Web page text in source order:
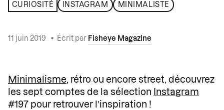
CURIOSITÉ INSTAGRAM MINIMALISTE
11 juin 2019 • Écrit par Fisheye Magazine
Minimalisme, rétro ou encore street, découvrez
les sept comptes de la sélection
Instagram
#197 pour retrouver l’inspiration !